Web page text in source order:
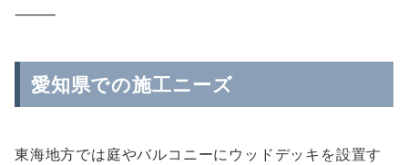
⸻
愛知県での施工ニーズ
東海地方では庭やバルコニーにウッドデッキを設置す